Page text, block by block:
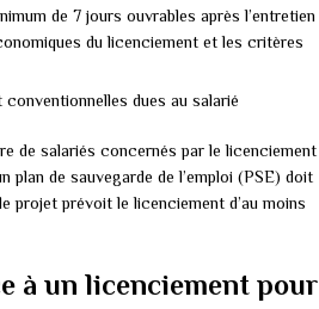
de 7 jours ouvrables après l’entretien
du licenciement et les critères
dues au salarié
de salariés concernés par le licenciement
plan de sauvegarde de l’emploi (PSE) doit
projet prévoit le licenciement d’au moins
à un licenciement pour